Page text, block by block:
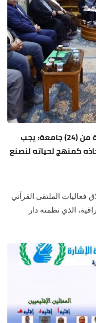
ممثل المرجعية خلال لقاءه اساتذة من (24) جامعة: يجب
كمنهج لحياته لنصنع
فعاليات الملتقى القرآني
الذي نظمته دار